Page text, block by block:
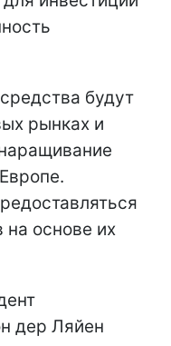
будут
рынках и
на основе их
дер Ляйен